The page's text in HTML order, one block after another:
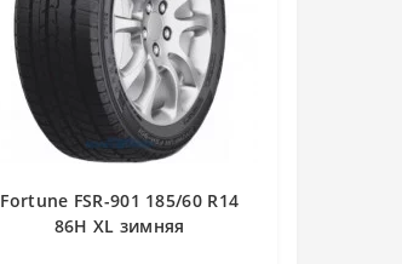
Fortune FSR-901 185/60 R14
86H XL зимняя